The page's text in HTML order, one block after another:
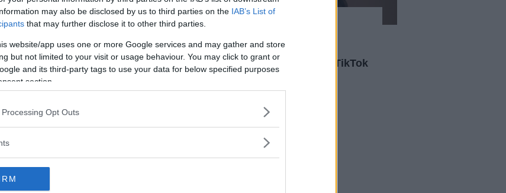
may also be disclosed by us to third parties on the IAB’s List of
that may further disclose it to other third parties.
website/app uses one or more Google services and may gather and store
but not limited to your visit or usage behaviour. You may click to grant or
and its third-party tags to use your data for below specified purposes
section.
Opt Outs
il segno: la pelle appare spenta,
quadruplicate.
dell'underpainting
make-up, il trend TikTok